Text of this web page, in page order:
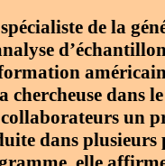
de la
chercheuse dans
collaborateurs un
dans plusieurs